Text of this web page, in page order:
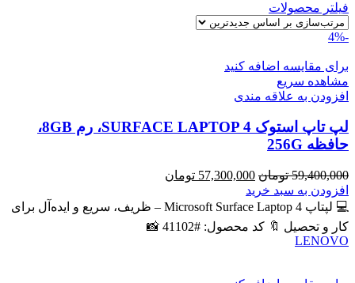
فیلتر محصولات
-4%
برای مقایسه اضافه کنید
مشاهده سریع
افزودن به علاقه مندی
لپ تاپ استوک SURFACE LAPTOP 4، رم 8GB،
حافظه 256G
59,400,000 تومان قیمت
اصلی
59,400,000 تومان
57,300,000 تومان
57,300,000 تومان
است.
افزودن به سبد خرید
💻 لپتاپ Microsoft Surface Laptop 4 – ظریف، سریع و ایده‌آل برای
کار و تحصیل 🔖 کد محصول: #41102 📸
LENOVO